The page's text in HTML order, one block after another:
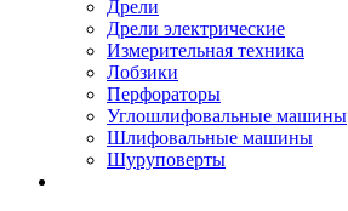
Дрели
Дрели электрические
Измерительная техника
Лобзики
Перфораторы
Углошлифовальные машины
Шлифовальные машины
Шуруповерты